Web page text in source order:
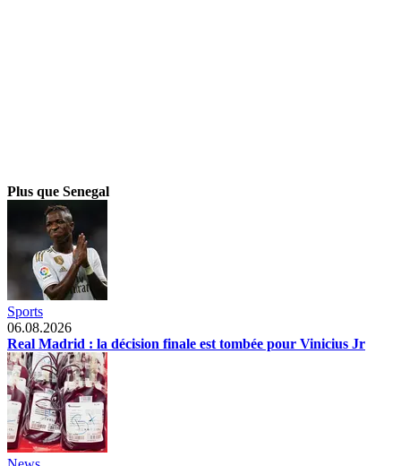
Plus que Senegal
Sports
06.08.2026
Real Madrid : la décision finale est tombée pour Vinicius Jr